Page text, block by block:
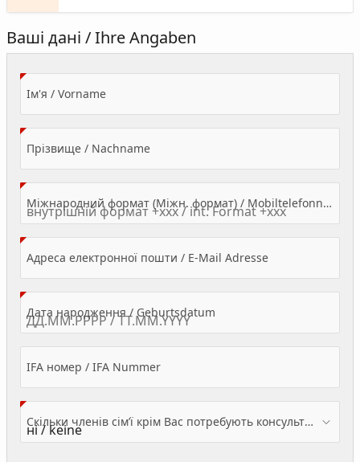
Ваші дані / Ihre Angaben
Ім'я / Vorname(Value Required)
Прізвище / Nachname(Value Required)
Міжнародний формат (Міжн. формат) / Mobiltelefonnummer
Адреса електронної пошти / E-Mail Adresse(Value Required)
Дата народження / Geburtsdatum
IFA номер / IFA Nummer
Скільки членів сім’ї крім Вас потребують консультації? / Wieviele Familienmitglieder brauchen Beratung - zusätzlich zu Ihnen?